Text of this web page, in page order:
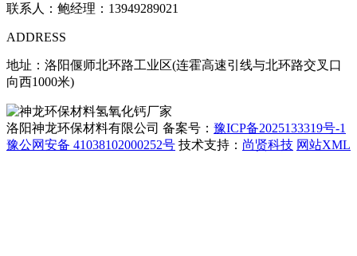
联系人：鲍经理：13949289021
ADDRESS
地址：洛阳偃师北环路工业区(连霍高速引线与北环路交叉口
向西1000米)
洛阳神龙环保材料有限公司 备案号： 豫ICP备2025133319号-1
豫公网安备 41038102000252号 技术支持： 尚贤科技 网站XML